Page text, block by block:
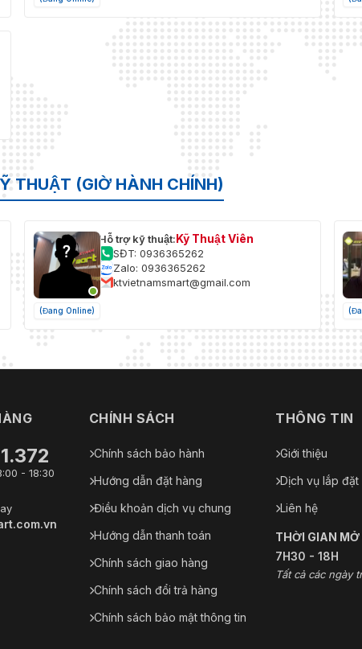
THUẬT (GIỜ HÀNH CHÍNH)
(Đang Online)
Hỗ trợ kỹ thuật:Kỹ Thuật Viên
SĐT: 0936365262
Zalo: 0936365262
ktvietnamsmart@gmail.com
- 18:30
CHÍNH SÁCH
Chính sách bảo hành
Hướng dẫn đặt hàng
Điều khoản dịch vụ chung
Hướng dẫn thanh toán
Chính sách giao hàng
Chính sách đổi trả hàng
Chính sách bảo mật thông tin
THÔNG TIN
Giới thiệu
Dịch vụ lắp đặt
Liên hệ
THỜI GIAN
7H30 - 18H
Tất cả các ngày